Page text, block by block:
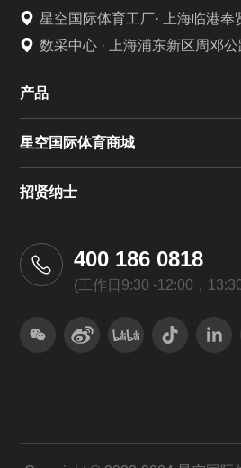
星空国际体育工厂· 上海临港奉
数采中心 · 上海浦东新区周邓
产品
星空国际体育商城
招贤纳士
400 186 0818
(工作日9:30 -12:00，